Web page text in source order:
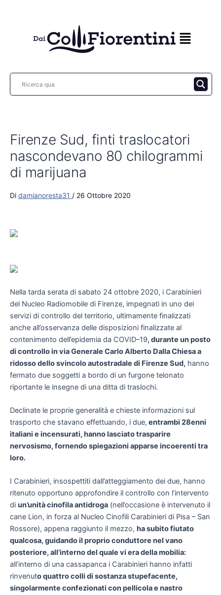
Firenze Sud, finti traslocatori
nascondevano 80 chilogrammi
di marijuana
Di damianoresta31 / 26 Ottobre 2020
Nella tarda serata di sabato 24 ottobre 2020, i Carabinieri
del Nucleo Radiomobile di Firenze, impegnati in uno dei
servizi di controllo del territorio, ultimamente finalizzati
anche all’osservanza delle disposizioni finalizzate al
contenimento dell’epidemia da COVID–19, durante un posto
di controllo in via Generale Carlo Alberto Dalla Chiesa a
ridosso dello svincolo autostradale di Firenze Sud, hanno
fermato due soggetti a bordo di un furgone telonato
riportante le insegne di una ditta di traslochi.
Declinate le proprie generalità e chieste informazioni sul
trasporto che stavano effettuando, i due, entrambi 28enni
italiani e incensurati, hanno lasciato trasparire
nervosismo, fornendo spiegazioni apparse incoerenti tra
loro.
I Carabinieri, insospettiti dall’atteggiamento dei due, hanno
ritenuto opportuno approfondire il controllo con l’intervento
di un’unità cinofila antidroga (nell’occasione è intervenuto il
cane Lion, in forza al Nucleo Cinofili Carabinieri di Pisa – San
Rossore), appena raggiunto il mezzo, ha subito fiutato
qualcosa, guidando il proprio conduttore nel vano
posteriore, all’interno del quale vi era della mobilia:
all’interno di una cassapanca i Carabinieri hanno infatti
rinvenuto quattro colli di sostanza stupefacente,
singolarmente confezionati con pellicola e nastro